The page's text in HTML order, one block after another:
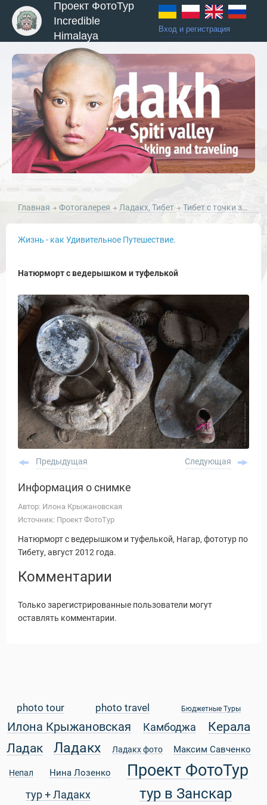
и Туры
Статьи
Проект ФотоТур
Incredible
Himalaya
Вход и регистрация
Главная Фотогалерея Ладакх, Тибет Тибет с точки зрения натюрморта
Жизнь - как Удивительное Путешествие.
Натюрморт с ведерышком и туфелькой
Предыдущая Следующая
Информация о снимке
Автор: Илона Крыжановская
Источник: Проект ФотоТур
Натюрморт с ведерышком и туфелькой, Нагар, фототур по
Тибету, август 2012 года.
Комментарии
Только зарегистрированные пользователи могут
оставлять комментарии.
photo tour photo travel Бюджетные Туры
Илона Крыжановская Камбоджа
Керала
Ладак
Ладакх Ладакх фото Максим Савченко
Непал Нина Лозенко Проект ФотоТур
тур + Ладакх тур в Занскар